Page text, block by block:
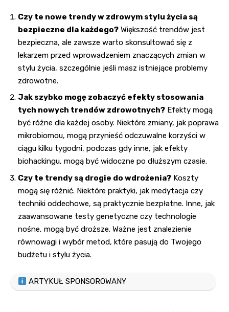
Czy te nowe trendy w zdrowym stylu życia są
bezpieczne dla każdego? Większość trendów jest
bezpieczna, ale zawsze warto skonsultować się z
lekarzem przed wprowadzeniem znaczących zmian w
stylu życia, szczególnie jeśli masz istniejące problemy
zdrowotne.
Jak szybko mogę zobaczyć efekty stosowania
tych nowych trendów zdrowotnych? Efekty mogą
być różne dla każdej osoby. Niektóre zmiany, jak poprawa
mikrobiomou, mogą przynieść odczuwalne korzyści w
ciągu kilku tygodni, podczas gdy inne, jak efekty
biohackingu, mogą być widoczne po dłuższym czasie.
Czy te trendy są drogie do wdrożenia? Koszty
mogą się różnić. Niektóre praktyki, jak medytacja czy
techniki oddechowe, są praktycznie bezpłatne. Inne, jak
zaawansowane testy genetyczne czy technologie
nośne, mogą być droższe. Ważne jest znalezienie
równowagi i wybór metod, które pasują do Twojego
budżetu i stylu życia.
ARTYKUŁ SPONSOROWANY